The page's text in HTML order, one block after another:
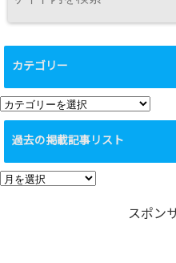
カテゴリー
カ
テ
リ
ー
過去の掲載記事リスト
過
スポン